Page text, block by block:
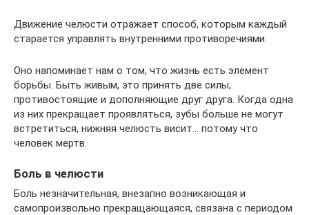
Движение челюсти отражает способ, которым каждый
старается управлять внутренними противоречиями.
Оно напоминает нам о том, что жизнь есть элемент
борьбы. Быть живым, это принять две силы,
противостоящие и дополняющие друг друга. Когда одна
из них прекращает проявляться, зубы больше не могут
встретиться, нижняя челюсть висит… потому что
человек мертв.
Боль в челюсти
Боль незначительная, внезапно возникающая и
самопроизвольно прекращающаяся, связана с периодом